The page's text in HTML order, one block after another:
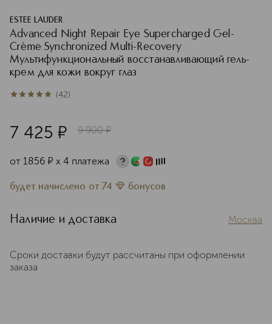
ESTEE LAUDER
Advanced Night Repair Eye Supercharged Gel-
Crème Synchronized Multi-Recovery
Мультифункциональный восстанавливающий гель-
крем для кожи вокруг глаз
5из 542 (42)
7 425 ¤ 9 900 ¤
от 1856 ¤ х 4 платежа
будет начислено от 74 бонусов
Наличие и доставка Москва
Сроки доставки будут рассчитаны при оформлении
заказа